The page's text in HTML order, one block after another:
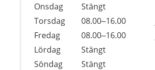
Onsdag
Stängt
Torsdag
08.00–16.00
Fredag
08.00–16.00
Lördag
Stängt
Söndag
Stängt